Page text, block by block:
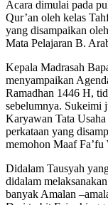
Acara dimulai pada
Qur’an oleh kelas
yang disampaikan
Mata Pelajaran B.
Kepala Madrasah
menyampaikan
Ramadhan 1446 H,
sebelumnya. Sukeimi
Karyawan Tata
perkataan yang
memohon Maaf Fa’fu
Didalam Tausyah
didalam
banyak Amalan